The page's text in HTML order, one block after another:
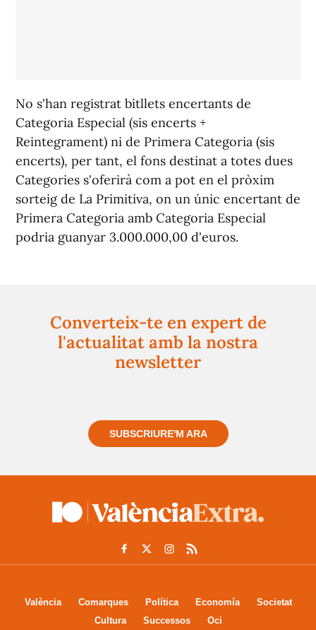
No s'han registrat bitllets encertants de
Categoria Especial (sis encerts +
Reintegrament) ni de Primera Categoria (sis
encerts), per tant, el fons destinat a totes dues
Categories s'oferirà com a pot en el pròxim
sorteig de La Primitiva, on un únic encertant de
Primera Categoria amb Categoria Especial
podria guanyar 3.000.000,00 d'euros.
Converteix-te en expert de
l'actualitat amb la nostra
newsletter
SUBSCRIURE'M ARA
València Comarques Política Economía
Societat
Cultura
Successos Oci